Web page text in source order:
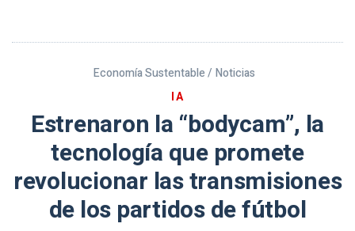
Economía Sustentable / Noticias
IA
Estrenaron la “bodycam”, la
tecnología que promete
revolucionar las transmisiones
de los partidos de fútbol